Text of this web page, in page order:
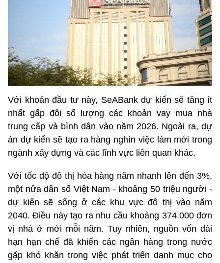
Với khoản đầu tư này, SeABank dự kiến sẽ tăng ít
nhất gấp đôi số lượng các khoản vay mua nhà
trung cấp và bình dân vào năm 2026. Ngoài ra, dự
án dự kiến sẽ tạo ra hàng nghìn việc làm mới trong
ngành xây dựng và các lĩnh vực liên quan khác.
Với tốc độ đô thị hóa hàng năm nhanh lên đến 3%,
một nửa dân số Việt Nam - khoảng 50 triệu người -
dự kiến sẽ sống ở các khu vực đô thị vào năm
2040. Điều này tạo ra nhu cầu khoảng 374.000 đơn
vị nhà ở mới mỗi năm. Tuy nhiên, nguồn vốn dài
hạn hạn chế đã khiến các ngân hàng trong nước
gặp khó khăn trong việc phát triển danh mục cho